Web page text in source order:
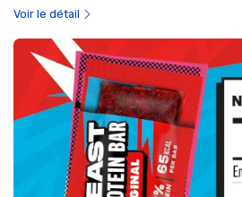
Voir le détail